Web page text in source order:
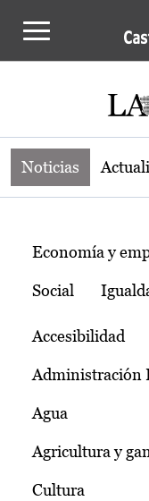
Noticias de
Noticias
Temas
Economía y
Social
Accesibilidad
Administración
Agua
Agricultura y
Cultura